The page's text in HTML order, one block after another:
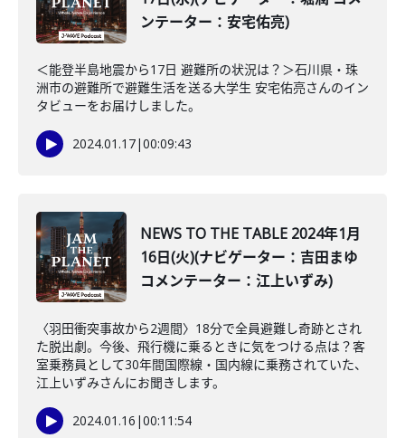
ンテーター：安宅佑亮)
＜能登半島地震から17日 避難所の状況は？＞石川県・珠
洲市の避難所で避難生活を送る大学生 安宅佑亮さんのイン
タビューをお届けしました。
2024.01.17|00:09:43
NEWS TO THE TABLE 2024年1月
16日(火)(ナビゲーター：吉田まゆ
コメンテーター：江上いずみ)
〈羽田衝突事故から2週間〉18分で全員避難し奇跡とされ
た脱出劇。今後、飛行機に乗るときに気をつける点は？客
室乗務員として30年間国際線・国内線に乗務されていた、
江上いずみさんにお聞きします。
2024.01.16 |00:11:54